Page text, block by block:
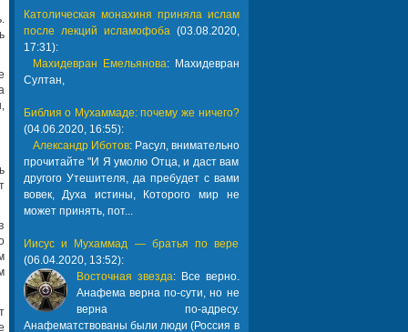
Католическая монахиня приняла ислам
после лекций исламофоба(03.08.2020,
17:31):
Махидевран Емельянова: Махидевран
Султан,
Библия о Мухаммаде: почему же ничего?
(04.06.2020, 16:55):
Александр Иботов: Расул, внимательно
прочитайте "И Я умолю Отца, и даст вам
другого Утешителя, да пребудет с вами
вовек, Духа истины, Которого мир не
может принять, пот...
Иисус и Мухаммад — братья по вере
(06.04.2020, 13:52):
Восточная звезда: Все верно.
Анафема верна по-сути, но не
верна по-адресу.
Анафематствованы были люди (Россия в